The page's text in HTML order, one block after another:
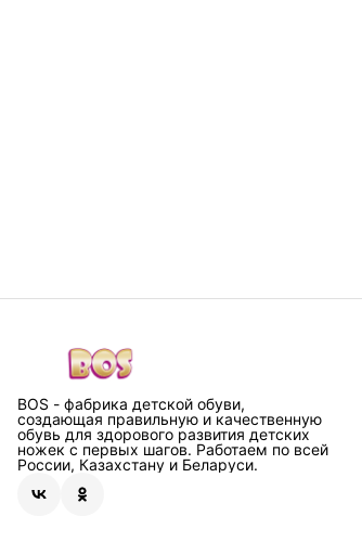
BOS - фабрика детской обуви,
создающая правильную и качественную
обувь для здорового развития детских
ножек с первых шагов. Работаем по всей
России, Казахстану и Беларуси.